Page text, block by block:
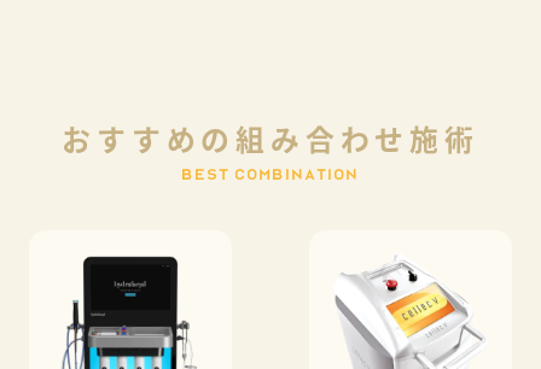
お す す め の組 み 合 わせ 施術
B E ST COM B I N ATI ON